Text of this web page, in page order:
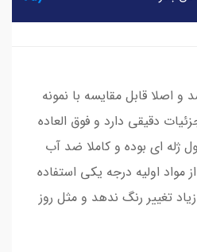
اصلا قابل مقایسه با نمونه
دقیقی دارد و فوق العاده
ژله ای بوده و کاملا ضد آب
اولیه درجه یکی استفاده
تغییر رنگ ندهد و مثل روز